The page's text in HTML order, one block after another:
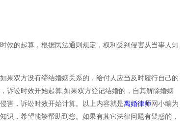
效的起算，根据民法通则规定，权利受到侵害从当事人知
双方没有缔结婚姻关系的，给付人应当及时履行自己的
诉讼时效开始起算;如果双方登记结婚的，自其解除婚姻
害，诉讼时效开始计算。以上内容就是离婚律师 网小编为
识，希望能够帮助到您。如果有其它法律问题有疑惑的，